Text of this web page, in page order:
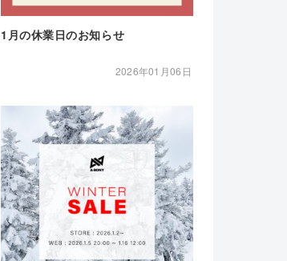
1月の休業日のお知らせ
2026年01月06日